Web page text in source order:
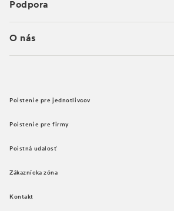
Podpora
O nás
Poistenie pre jednotlivcov
Poistenie pre firmy
Poistná udalosť
Zákaznícka zóna
Kontakt